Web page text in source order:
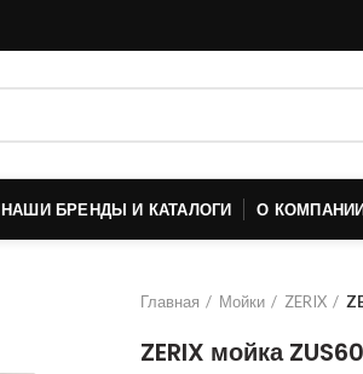
НАШИ БРЕНДЫ И КАТАЛОГИ О
Главная Мойки ZERIX
ZERIX мойка